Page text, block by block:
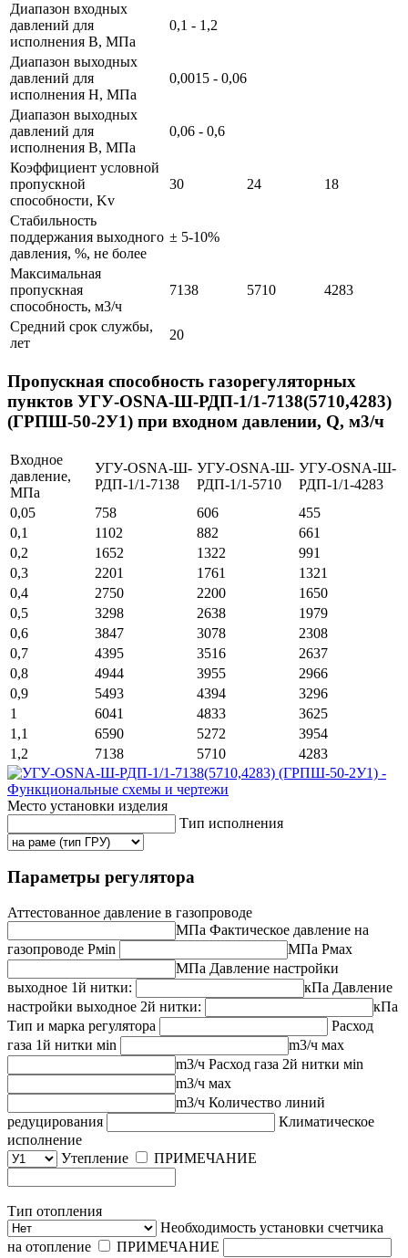
Диапазон входных
давлений для
исполнения В, МПа
0,1 - 1,2
Диапазон выходных
давлений для
исполнения Н, МПа
0,0015 - 0,06
Диапазон выходных
давлений для
исполнения В, МПа
0,06 - 0,6
Коэффициент условной
пропускной
способности, Kv
30 24 18
Стабильность
поддержания выходного
давления, %, не более
± 5-10%
Максимальная
пропускная
способность, м3/ч
7138 5710 4283
Средний срок службы,
лет
20
Пропускная способность газорегуляторных
пунктов УГУ-OSNA-Ш-РДП-1/1-7138(5710,4283)
(ГРПШ-50-2У1) при входном давлении, Q, м3/ч
Входное
давление,
МПа
УГУ-OSNA-Ш-
РДП-1/1-7138
УГУ-OSNA-Ш-
РДП-1/1-5710
УГУ-OSNA-Ш-
РДП-1/1-4283
0,05
758 606
455
0,1
1102 882
661
0,2
1652 1322
991
0,3
2201 1761
1321
0,4
2750 2200
1650
0,5
3298 2638
1979
0,6
3847 3078
2308
0,7
4395 3516
2637
0,8
4944 3955
2966
0,9
5493 4394
3296
1
6041 4833
3625
1,1
6590 5272
3954
1,2
7138 5710 4283
Место установки изделия
Тип исполнения
Параметры регулятора
Аттестованное давление в газопроводе
МПа Фактическое давление на
газопроводе Рмin МПа Рмах
МПа Давление настройки
выходное 1й нитки:
кПа Давление
настройки выходное 2й нитки:
кПа
Тип и марка регулятора
Расход
газа 1й нитки мin m3/ч мах
m3/ч Расход газа 2й нитки мin
m3/ч мах
m3/ч Количество линий
редуцирования
Климатическое
исполнение
Утепление
ПРИМЕЧАНИЕ
Тип отопления
Необходимость установки счетчика
на отопление
ПРИМЕЧАНИЕ